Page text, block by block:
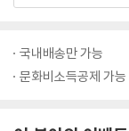
국내배송만 가능
문화비소득공제 가능